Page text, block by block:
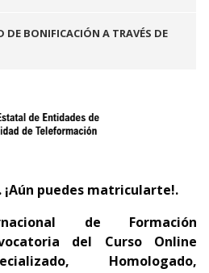
BONIFICACIÓN A TRAVÉS DE
puedes matricularte!.
de Formación
del
Curso Online
Homologado,